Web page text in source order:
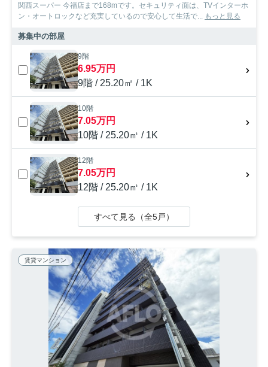
関西スーパー 今福店まで168mです。セキュリティ面は、TVインターホ
ン・オートロックなど充実しているので安心して生活で... もっと見る
募集中の部屋
9階
6.95万円
9階 / 25.20㎡ / 1K
10階
7.05万円
10階 / 25.20㎡ / 1K
12階
7.05万円
12階 / 25.20㎡ / 1K
すべて見る（全5戸）
賃貸マンション